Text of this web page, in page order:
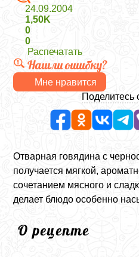
24.09.2004
1,50K
0
0
Распечатать
Нашли ошибку?
Мне нравится
Поделитесь
Отварная говядина с
получается мягкой,
сочетанием мясного и
делает блюдо особенно
О рецепте